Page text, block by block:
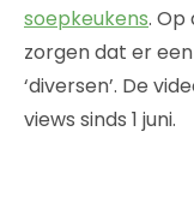
soepkeukens. Op
zorgen dat er
‘diversen’. De
views sinds 1 juni.